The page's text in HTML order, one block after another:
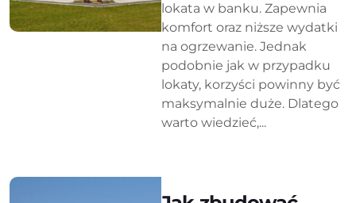
lokata w banku. Zapewnia
komfort oraz niższe wydatki
na ogrzewanie. Jednak
podobnie jak w przypadku
lokaty, korzyści powinny być
maksymalnie duże. Dlatego
warto wiedzieć,...